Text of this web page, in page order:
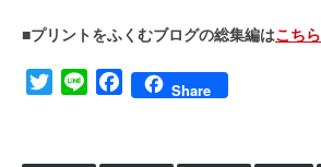
■プリントをふくむブログの総集編はこちら
TwitterLine FacebookShare